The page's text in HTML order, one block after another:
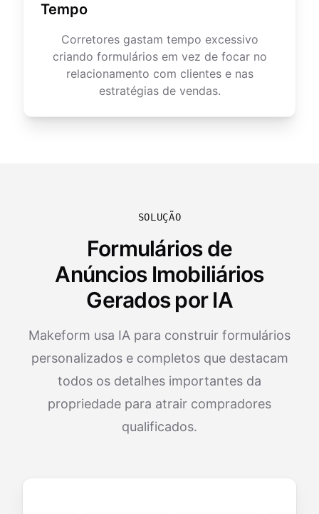
Tempo
Corretores gastam tempo excessivo
criando formulários em vez de focar no
relacionamento com clientes e nas
estratégias de vendas.
SOLUÇÃO
Formulários de
Anúncios Imobiliários
Gerados por IA
Makeform usa IA para construir formulários
personalizados e completos que destacam
todos os detalhes importantes da
propriedade para atrair compradores
qualificados.